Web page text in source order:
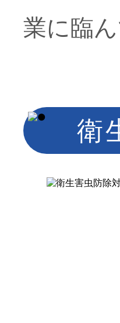
業に臨ん
衛